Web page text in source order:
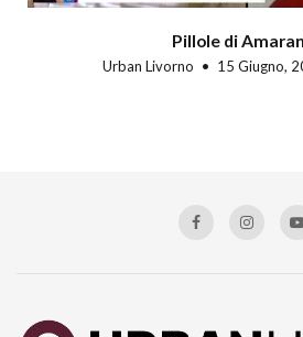
Pillole di
Urban Livorno 15 Giugno,